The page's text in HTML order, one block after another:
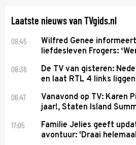
Laatste nieuws van TVgids.nl
08:45
Wilfred Genee
liefdesleven Frogers:
08:36
De TV van gisteren:
en laat RTL 4 links liggen
06:47
Vanavond op TV: Karen
jaar!, Staten Island
17:05
Familie Jelies geeft
avontuur: 'Draai